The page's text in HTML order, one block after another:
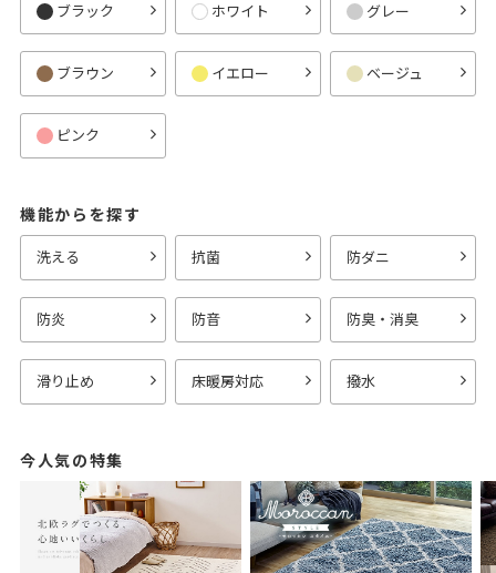
ブラック ホワイト グレー
ブラウン イエロー ベージュ
ピンク
機能からを探す
洗える 抗菌 防ダニ
防炎 防音 防臭・消臭
滑り止め 床暖房対応 撥水
今人気の特集